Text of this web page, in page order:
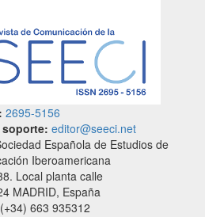
2695-5156
editor@seeci.net
Española de Estudios de
Iberoamericana
Local planta calle
España
663 935312